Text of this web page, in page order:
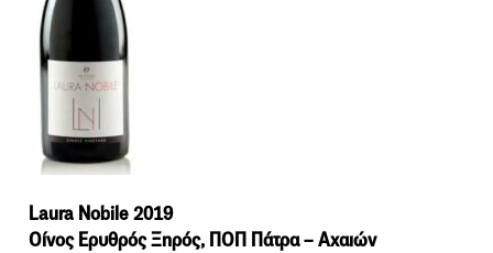
Laura Nobile 2019
Οίνος Ερυθρός Ξηρός, ΠΟΠ Πάτρα – Αχαιών